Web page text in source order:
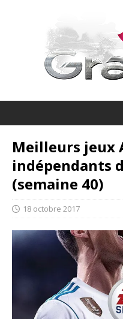
Meilleurs jeux
indépendants
(semaine 40)
18 octobre 2017